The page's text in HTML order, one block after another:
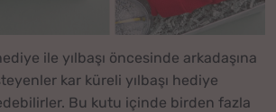
ile yılbaşı öncesinde arkadaşına
kar küreli yılbaşı hediye
Bu kutu içinde birden fazla